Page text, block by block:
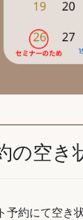
の空き
予約にて空き